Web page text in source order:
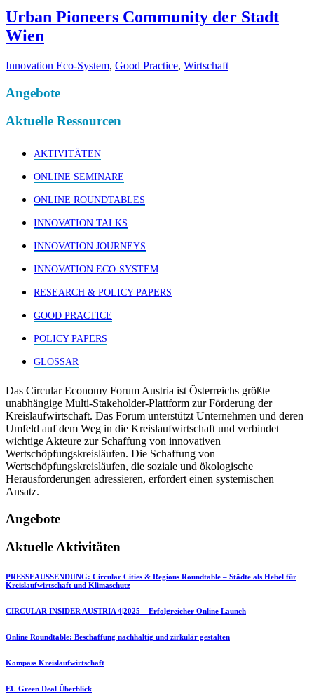
Urban Pioneers Community der Stadt
Wien
Innovation Eco-System, Good Practice, Wirtschaft
Angebote
Aktuelle Ressourcen
AKTIVITÄTEN
ONLINE SEMINARE
ONLINE ROUNDTABLES
INNOVATION TALKS
INNOVATION JOURNEYS
INNOVATION ECO-SYSTEM
RESEARCH & POLICY PAPERS
GOOD PRACTICE
POLICY PAPERS
GLOSSAR
Das Circular Economy Forum Austria ist Österreichs größte
unabhängige Multi-Stakeholder-Plattform zur Förderung der
Kreislaufwirtschaft. Das Forum unterstützt Unternehmen und deren
Umfeld auf dem Weg in die Kreislaufwirtschaft und verbindet
wichtige Akteure zur Schaffung von innovativen
Wertschöpfungskreisläufen. Die Schaffung von
Wertschöpfungskreisläufen, die soziale und ökologische
Herausforderungen adressieren, erfordert einen systemischen
Ansatz.
Angebote
Aktuelle Aktivitäten
PRESSEAUSSENDUNG: Circular Cities & Regions Roundtable – Städte als Hebel für
Kreislaufwirtschaft und Klimaschutz
CIRCULAR INSIDER AUSTRIA 4|2025 – Erfolgreicher Online Launch
Online Roundtable: Beschaffung nachhaltig und zirkulär gestalten
Kompass Kreislaufwirtschaft
EU Green Deal Überblick